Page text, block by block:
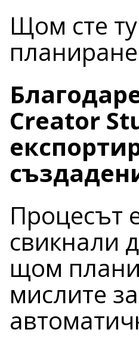
Щом сте
Creator
Процесът
свикнали
щом
мислите